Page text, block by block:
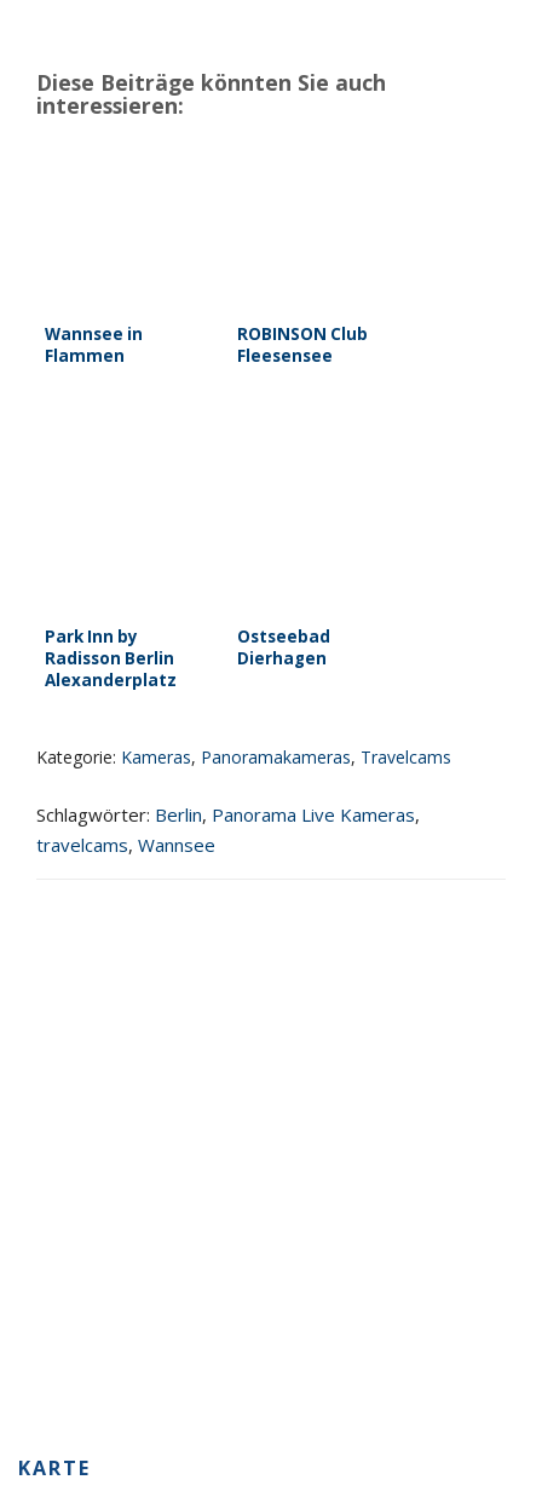
Diese Beiträge könnten Sie auch
interessieren:
Wannsee in
Flammen
ROBINSON Club
Fleesensee
Park Inn by
Radisson Berlin
Alexanderplatz
Ostseebad
Dierhagen
Kategorie: Kameras, Panoramakameras, Travelcams
Schlagwörter: Berlin, Panorama Live Kameras,
travelcams, Wannsee
KARTE